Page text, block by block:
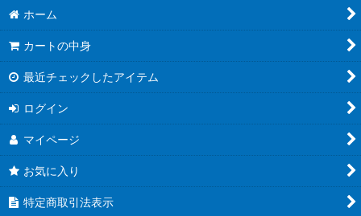
ホーム
カートの中身
最近チェックしたアイテム
ログイン
マイページ
お気に入り
特定商取引法表示